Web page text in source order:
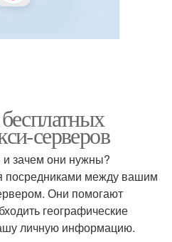
серверов
и зачем они нужны?
посредниками между вашим
Они помогают
географические
личную информацию.